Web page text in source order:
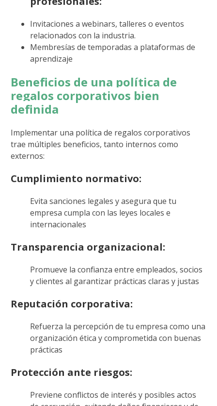
Invitaciones a webinars, talleres o eventos
relacionados con la industria.
Membresías de temporadas a plataformas de
aprendizaje
Beneficios de una política de
regalos corporativos bien
definida
Implementar una política de regalos corporativos
trae múltiples beneficios, tanto internos como
externos:
Cumplimiento normativo:
Evita sanciones legales y asegura que tu
empresa cumpla con las leyes locales e
internacionales
Transparencia organizacional:
Promueve la confianza entre empleados, socios
y clientes al garantizar prácticas claras y justas
Reputación corporativa:
Refuerza la percepción de tu empresa como una
organización ética y comprometida con buenas
prácticas
Protección ante riesgos:
Previene conflictos de interés y posibles actos